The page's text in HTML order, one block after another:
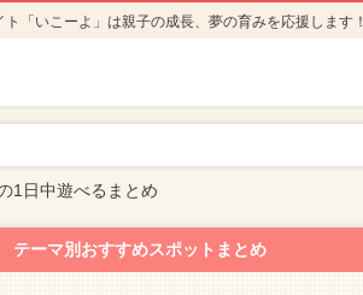
「いこーよ」は親子の成長、夢の育みを応援します！
1日中遊べるまとめ
テーマ別おすすめスポットまとめ